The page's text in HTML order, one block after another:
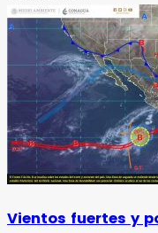
Vientos fuertes y